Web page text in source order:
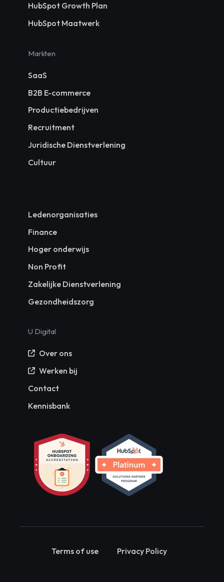
HubSpot Growth Plan
HubSpot Maatwerk
Markten
SaaS
B2B E-commerce
Productiebedrijven
Recruitment
Juridische Dienstverlening
Cultuur
Ledenorganisaties
Finance
Hoger onderwijs
Non Profit
Zakelijke Dienstverlening
Gezondheidszorg
U Digital
Over ons
Werken bij
Contact
Kennisbank
Terms of use Privacy Policy